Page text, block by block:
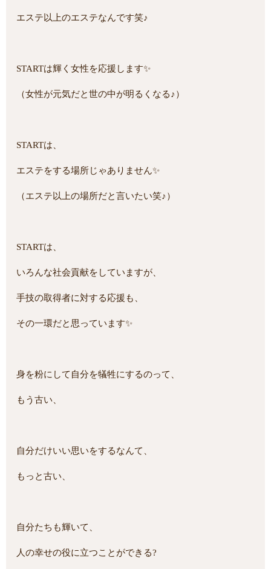
エステ以上のエステなんです笑♪
STARTは輝く女性を応援します✨
（女性が元気だと世の中が明るくなる♪）
STARTは、
エステをする場所じゃありません✨
（エステ以上の場所だと言いたい笑♪）
STARTは、
いろんな社会貢献をしていますが、
手技の取得者に対する応援も、
その一環だと思っています✨
身を粉にして自分を犠牲にするのって、
もう古い、
自分だけいい思いをするなんて、
もっと古い、
自分たちも輝いて、
人の幸せの役に立つことができる?